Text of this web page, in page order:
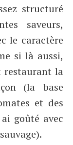
structuré
saveurs,
le caractère
si là aussi,
restaurant la
(la base
et des
goûté avec